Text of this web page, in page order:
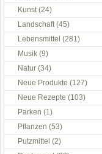
Kunst(24)
Landschaft(45)
Lebensmittel (281)
Musik (9)
Natur (34)
Neue Produkte (127)
Neue Rezepte (103)
Parken (1)
Pflanzen (53)
Putzmittel (2)